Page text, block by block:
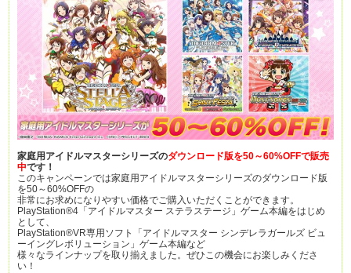
家庭用アイドルマスターシリーズのダウンロード版を50～60%OFFで販売
中です！
このキャンペーンでは家庭用アイドルマスターシリーズのダウンロード版
を50～60%OFFの
非常にお求めになりやすい価格でご購入いただくことができます。
PlayStation®4「アイドルマスター ステラステージ」ゲーム本編をはじめ
として、
PlayStation®VR専用ソフト「アイドルマスター シンデレラガールズ ビュ
ーイングレボリューション」ゲーム本編など
様々なラインナップを取り揃えました。ぜひこの機会にお楽しみくださ
い！